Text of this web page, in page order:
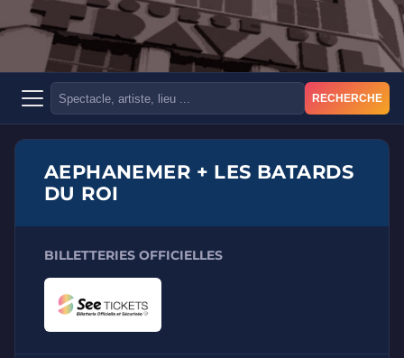
RECHERCHE
AEPHANEMER + LES BATARDS
DU ROI
BILLETTERIES OFFICIELLES